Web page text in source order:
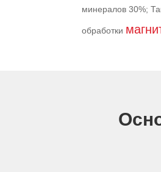
минералов 30%;
обработки